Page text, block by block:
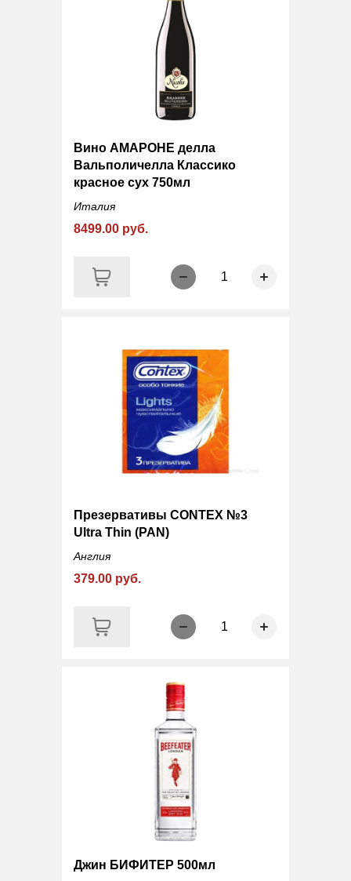
Вино АМАРОНЕ делла
Вальполичелла Классико
красное сух 750мл
Италия
8499.00 руб.
1
Презервативы CONTEX №3
Ultra Thin (PAN)
Англия
379.00 руб.
1
Джин БИФИТЕР 500мл